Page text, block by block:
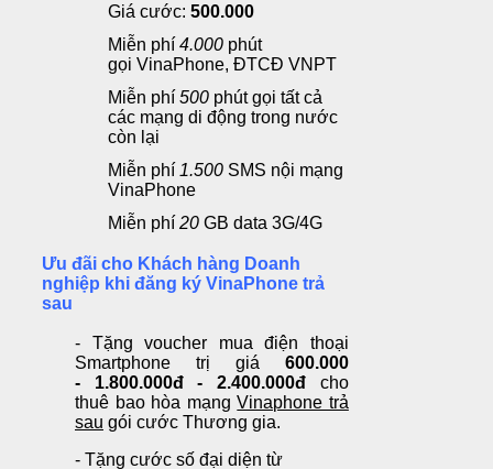
Giá cước: 500.000
Miễn phí 4.000 phút
gọi VinaPhone, ĐTCĐ VNPT
Miễn phí 500 phút gọi tất cả
các mạng di động trong nước
còn lại
Miễn phí 1.500 SMS nội mạng
VinaPhone
Miễn phí 20 GB data 3G/4G
Ưu đãi cho Khách hàng Doanh
nghiệp khi đăng ký VinaPhone trả
sau
- Tặng voucher mua điện thoại
Smartphone trị giá 600.000
- 1.800.000đ - 2.400.000đ cho
thuê bao hòa mạngVinaphone trả
sau gói cước Thương gia.
- Tặng cước số đại diện từ